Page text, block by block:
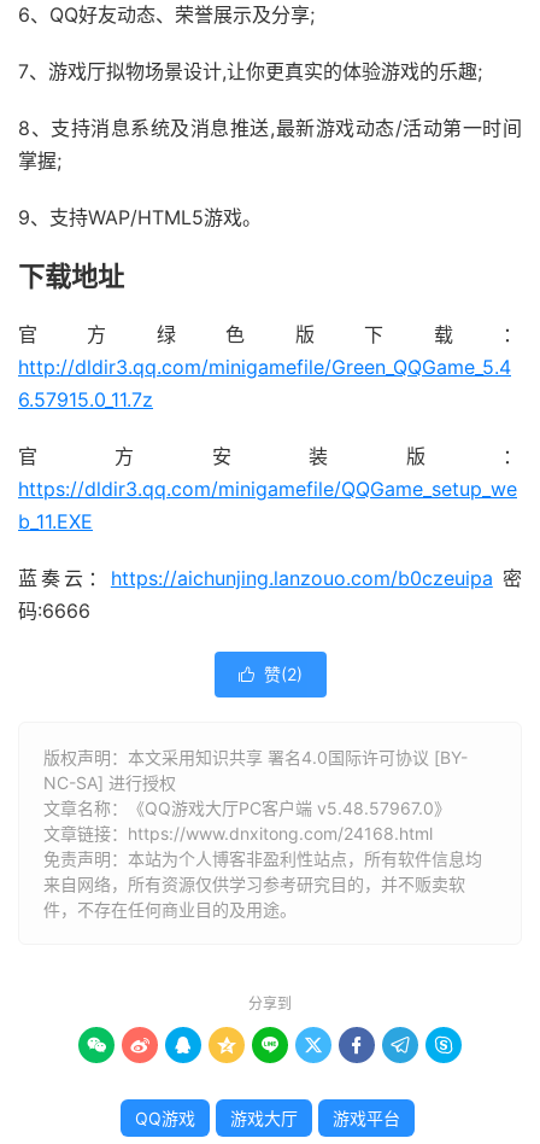
6、QQ好友动态、荣誉展示及分享;
7、游戏厅拟物场景设计,让你更真实的体验游戏的乐趣;
8、支持消息系统及消息推送,最新游戏动态/活动第一时间
掌握;
9、支持WAP/HTML5游戏。
下载地址
官方绿色版下载：
http://dldir3.qq.com/minigamefile/Green_QQGame_5.4
6.57915.0_11.7z
官方安装版：
https://dldir3.qq.com/minigamefile/QQGame_setup_we
b_11.EXE
蓝奏云： https://aichunjing.lanzouo.com/b0czeuipa 密
码:6666
 赞(2)
版权声明：本文采用知识共享 署名4.0国际许可协议 [BY-
NC-SA] 进行授权
文章名称：《QQ游戏大厅PC客户端 v5.48.57967.0》
文章链接： https://www.dnxitong.com/24168.html
免责声明：本站为个人博客非盈利性站点，所有软件信息均
来自网络，所有资源仅供学习参考研究目的，并不贩卖软
件，不存在任何商业目的及用途。
分享到
        
QQ游戏 游戏大厅 游戏平台